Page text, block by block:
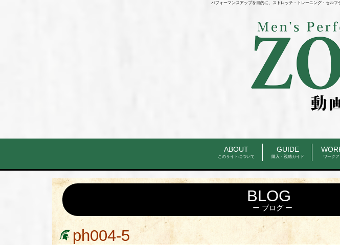
パフォーマンスアップを目的に、ストレッチ・トレーニング・セル
ABOUT
このサイトについて
GUIDE
購入・視聴ガイド ワーク
BLOG
ブログ
ph004-5